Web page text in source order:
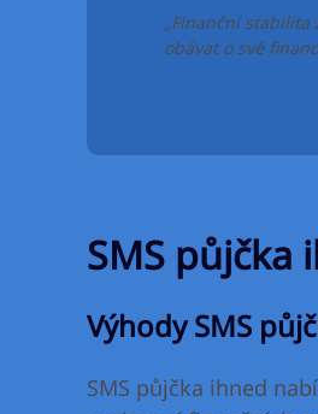
„Finanční stabilita
obávat o své
SMS půjčka
Výhody SMS
SMS půjčka ihned